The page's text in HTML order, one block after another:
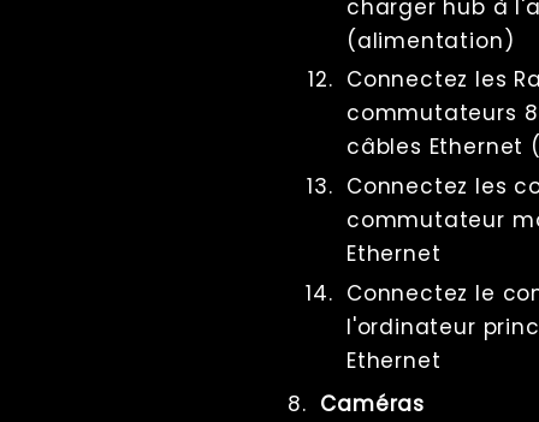
charger hub à
(alimentation)
Connectez les
commutateurs
câbles Ethernet
Connectez les
commutateur
Ethernet
Connectez le
l'ordinateur
Ethernet
Caméras